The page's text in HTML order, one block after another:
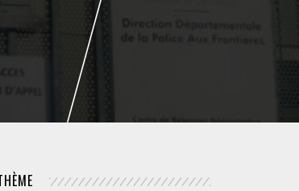
/ MAINTIEN DE L'ORDRE
CIVILE